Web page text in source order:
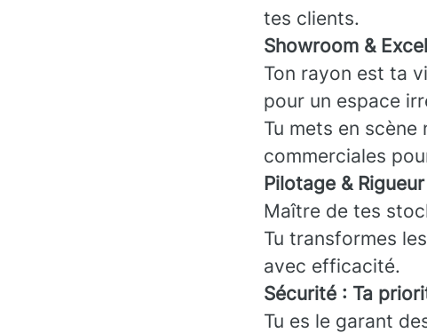
tes clients.
Showroom &
Ton rayon est ta
pour un espace
Tu mets en
commerciales
Pilotage & Rigueur
Maître de tes
Tu transformes
avec efficacité.
Sécurité : Ta
Tu es le garant